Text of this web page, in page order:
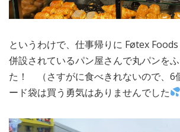
というわけで、仕事帰りに Føtex
併設されているパン屋さんで丸パンを
た！ （さすがに食べきれないので、6
ード袋は買う勇気はありませんでした